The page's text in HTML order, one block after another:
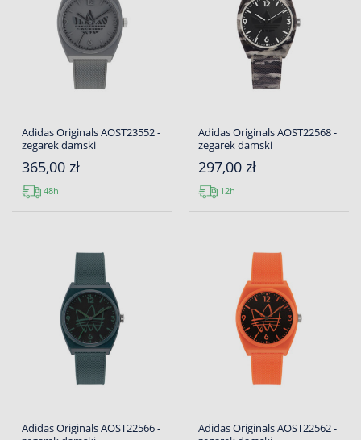
Adidas Originals AOST23552 -
zegarek damski
365,00 zł
48h
Adidas Originals AOST22568 -
zegarek damski
297,00 zł
12h
Adidas Originals AOST22566 -
Adidas Originals AOST22562 -